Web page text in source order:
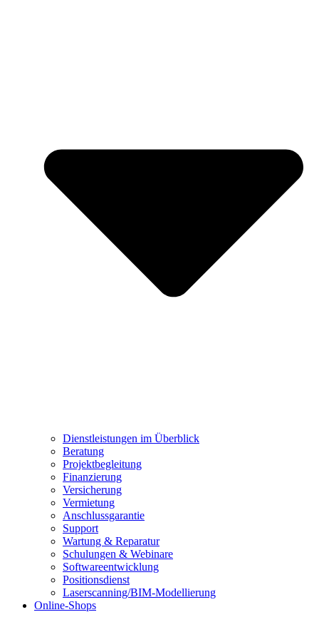
Dienstleistungen im Überblick
Beratung
Projektbegleitung
Finanzierung
Versicherung
Vermietung
Anschlussgarantie
Support
Wartung & Reparatur
Schulungen & Webinare
Softwareentwicklung
Positionsdienst
Laserscanning/BIM-Modellierung
Online-Shops